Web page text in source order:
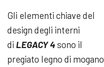
Gli elementi chiave del
design degli interni
di LEGACY 4sono il
pregiato legno di mogano